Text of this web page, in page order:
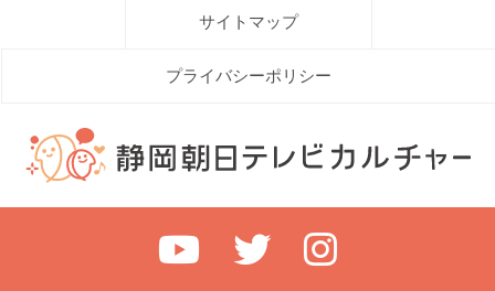
サイトマップ
プライバシーポリシー